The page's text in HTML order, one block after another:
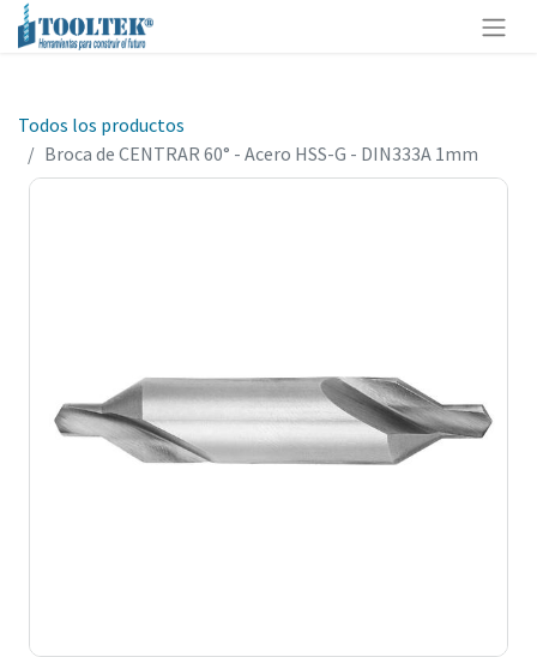
Todos los productos
Broca de CENTRAR 60° - Acero HSS-G - DIN333A 1mm